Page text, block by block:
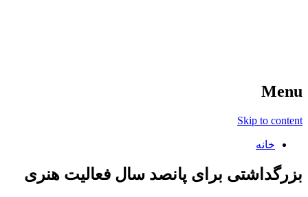
Menu
Skip to content
خانه
بزرگداشتی برای پانصد سال فعالیت هنری